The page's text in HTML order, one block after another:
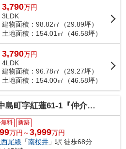
3,790万円
3LDK
建物面積：98.82㎡（29.89坪）
土地面積：154.01㎡（46.58坪）
3,790万円
4LDK
建物面積：96.78㎡（29.27坪）
土地面積：154.00㎡（46.58坪）
字紅蓮61-1『仲介料無料』新築戸建て
料 新築
万円～3,999万円
尾線 「南桜井 」駅 徒歩68分